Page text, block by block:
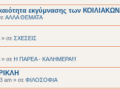
εκγύμνασης των
ΑΛΛΑ ΘΕΜΑΤΑ
» σε ΣΧΕΣΕΙΣ
» σε Η ΠΑΡΕΑ - ΚΑΛΗΜΕΡΑ!!!
am » σε ΦΙΛΟΣΟΦΙΑ